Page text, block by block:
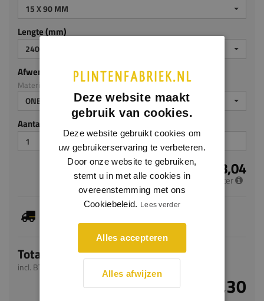
15 X 90 MM
Lengte (mm)
2400
Afwerking
Materiaal: Eiken
ONBEHANDELD
Aantal stuks
€ 18,04
per meter
Je hebt gekozen voor maatwerk, de verwachte
levertijd bedraagt 4-6 werkdagen
Totaal
incl. BTW
€ 43,30
Deze website maakt
gebruik van cookies.
Deze website gebruikt cookies om
uw gebruikerservaring te verbeteren.
Door onze website te gebruiken,
stemt u in met alle cookies in
overeenstemming met ons
Cookiebeleid. Lees verder
Alles accepteren
Alles afwijzen